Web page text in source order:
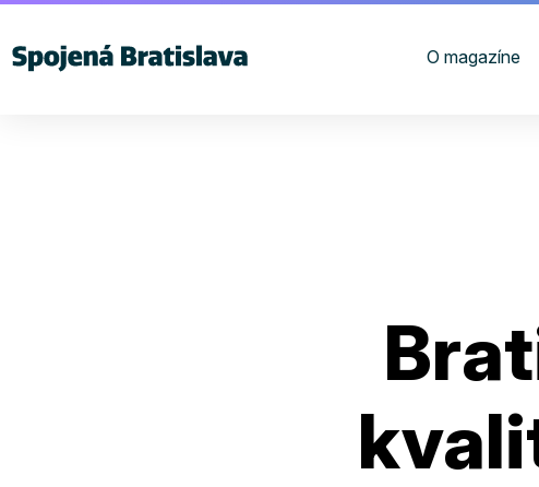
O magazíne